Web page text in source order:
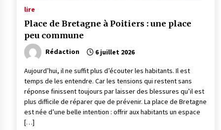
lire
Place de Bretagne à Poitiers : une place
peu commune
Rédaction 6 juillet 2026
Aujourd’hui, il ne suffit plus d’écouter les habitants. Il est
temps de les entendre. Car les tensions qui restent sans
réponse finissent toujours par laisser des blessures qu’il est
plus difficile de réparer que de prévenir. La place de Bretagne
est née d’une belle intention : offrir aux habitants un espace
[…]